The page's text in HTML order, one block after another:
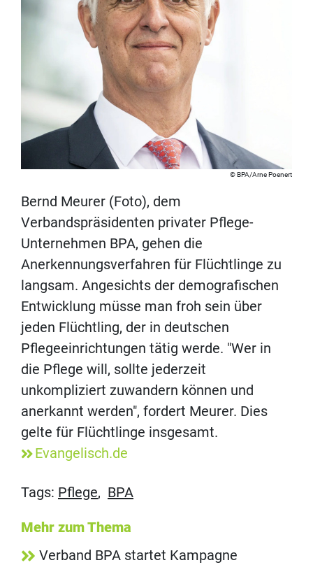
BPA/Arne Poenert
Bernd Meurer (Foto), dem
Verbandspräsidenten privater Pflege-
Unternehmen BPA, gehen die
Anerkennungsverfahren für Flüchtlinge zu
langsam. Angesichts der demografischen
Entwicklung müsse man froh sein über
jeden Flüchtling, der in deutschen
Pflegeeinrichtungen tätig werde. "Wer in
die Pflege will, sollte jederzeit
unkompliziert zuwandern können und
anerkannt werden", fordert Meurer. Dies
gelte für Flüchtlinge insgesamt.
Evangelisch.de
Tags: Pflege, BPA
Mehr zum Thema
Verband BPA startet Kampagne